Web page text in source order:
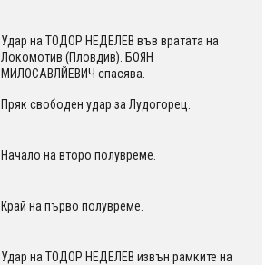
Удар на ТОДОР НЕДЕЛЕВ във вратата на
Локомотив (Пловдив). БОЯН
МИЛОСАВЛЙЕВИЧ спасява.
Пряк свободен удар за Лудогорец.
Начало на второ полувреме.
Край на първо полувреме.
Удар на ТОДОР НЕДЕЛЕВ извън рамките на